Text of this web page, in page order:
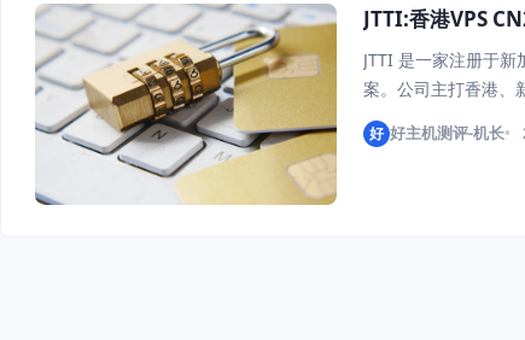
JTTI:香港VPS
JTTI 是一家注册于
案。公司主打香港、
/ 9929 三网回程优
好 好主机测评-机长